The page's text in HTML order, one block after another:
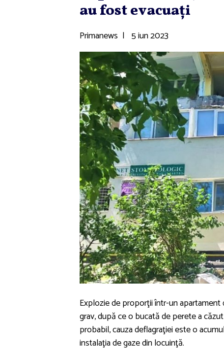
au fost evacuaţi
Primanews | 5 iun 2023
Explozie de proporţii într-un
grav, după ce o bucată de perete a
probabil, cauza deflagraţiei este o
instalaţia de gaze din locuinţă.